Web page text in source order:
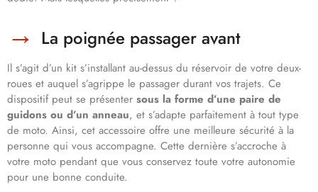
La poignée passager avant
Il s’agit d’un kit s’installant au-dessus du réservoir de votre deux-
roues et auquel s’agrippe le passager durant vos trajets. Ce
dispositif peut se présenter sous la forme d’une paire de
guidons ou d’un anneau, et s’adapte parfaitement à tout type
de moto. Ainsi, cet accessoire offre une meilleure sécurité à la
personne qui vous accompagne. Cette dernière s’accroche à
votre moto pendant que vous conservez toute votre autonomie
pour une bonne conduite.